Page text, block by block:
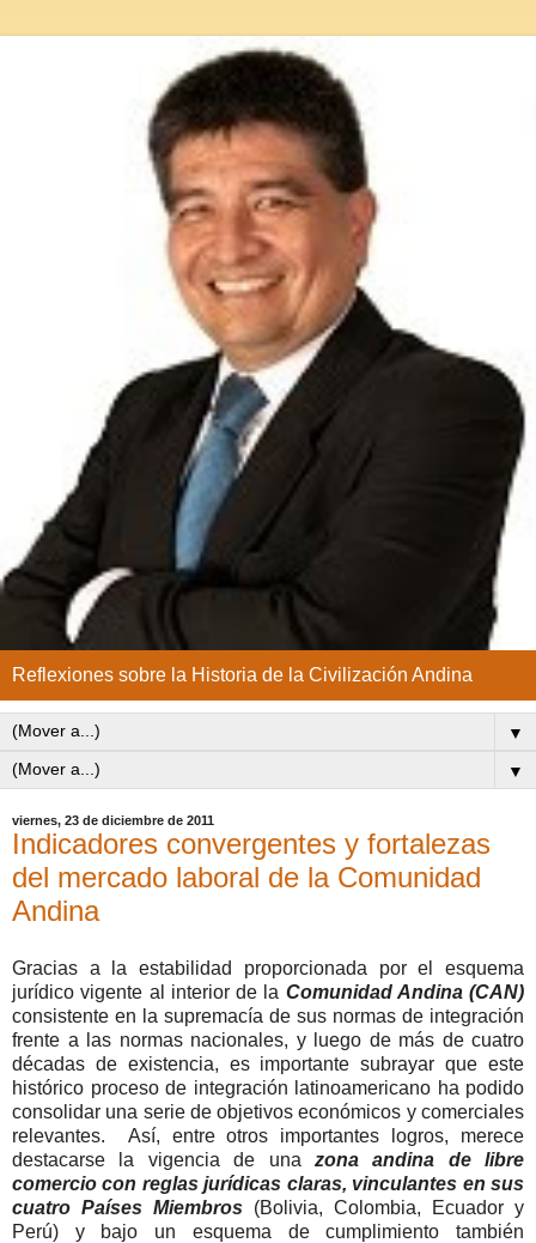
Reflexiones sobre la Historia de la Civilización Andina
▼
▼
viernes, 23 de diciembre de 2011
Indicadores convergentes y fortalezas
del mercado laboral de la Comunidad
Andina
Gracias a la estabilidad proporcionada por el esquema
jurídico vigente al interior de la Comunidad Andina (CAN)
consistente en la supremacía de sus normas de integración
frente a las normas nacionales, y luego de más de cuatro
décadas de existencia, es importante subrayar que este
histórico proceso de integración latinoamericano ha podido
consolidar una serie de objetivos económicos y comerciales
relevantes. Así, entre otros importantes logros, merece
destacarse la vigencia de una zona andina de libre
comercio con reglas jurídicas claras, vinculantes en sus
cuatro Países Miembros (Bolivia, Colombia, Ecuador y
Perú) y bajo un esquema de cumplimiento también